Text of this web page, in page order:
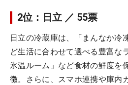
2位：日立 ／ 55票
日立の冷蔵庫は、「まんなか冷
ど生活に合わせて選べる豊富な
氷温ルーム」など食材の鮮度を
徴。さらに、スマホ連携や庫内